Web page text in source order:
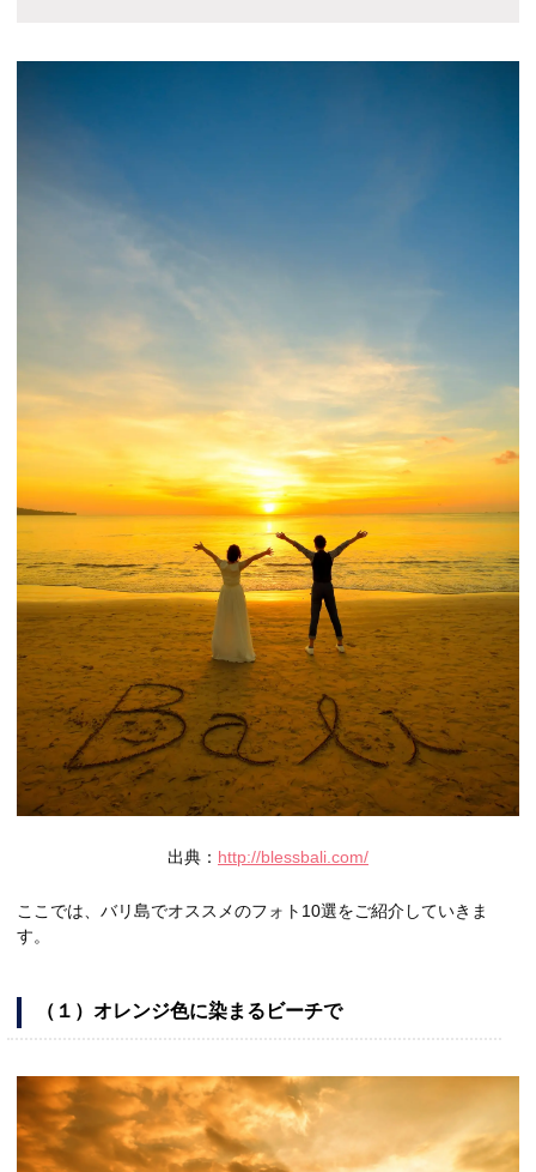
出典： http://blessbali.com/
ここでは、バリ島でオススメのフォト10選をご紹介していきま
す。
（１）オレンジ色に染まるビーチで